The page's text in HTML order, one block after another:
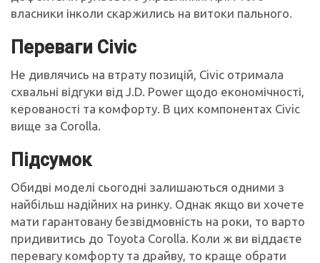
власники інколи скаржились на витоки пального.
Переваги Civic
Не дивлячись на втрату позицій, Civic отримала
схвальні відгуки від J.D. Power щодо економічності,
керованості та комфорту. В цих компонентах Civic
вище за Corolla.
Підсумок
Обидві моделі сьогодні залишаються одними з
найбільш надійних на ринку. Однак якщо ви хочете
мати гарантовану безвідмовність на роки, то варто
придивитись до Toyota Corolla. Коли ж ви віддаєте
перевагу комфорту та драйву, то краще обрати